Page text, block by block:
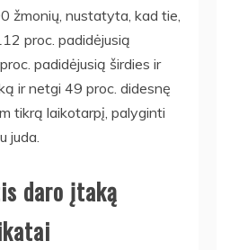
žmonių, nustatyta, kad tie,
proc. padidėjusią
padidėjusią širdies ir
ir netgi 49 proc. didesnę
tikrą laikotarpį, palyginti
juda.
daro įtaką